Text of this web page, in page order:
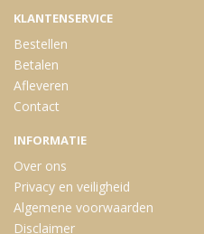
KLANTENSERVICE
Bestellen
Betalen
Afleveren
Contact
INFORMATIE
Over ons
Privacy en veiligheid
Algemene voorwaarden
Disclaimer